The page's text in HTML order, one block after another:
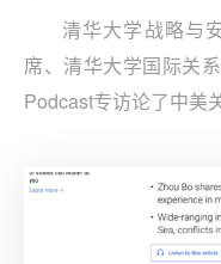
清华大学战略与
席、清华大学国际关
Podcast专访论了中美